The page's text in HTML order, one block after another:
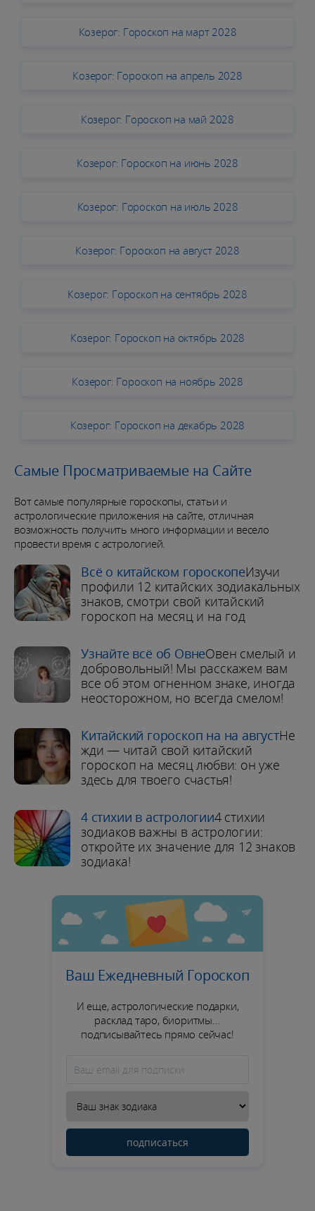
Козерог: Гороскоп на март 2028
Козерог: Гороскоп на апрель 2028
Козерог: Гороскоп на май 2028
Козерог: Гороскоп на июнь 2028
Козерог: Гороскоп на июль 2028
Козерог: Гороскоп на август 2028
Козерог: Гороскоп на сентябрь 2028
Козерог: Гороскоп на октябрь 2028
Козерог: Гороскоп на ноябрь 2028
Козерог: Гороскоп на декабрь 2028
Самые Просматриваемые на Сайте
Вот самые популярные гороскопы, статьи и
астрологические приложения на сайте, отличная
возможность получить много информации и весело
провести время с астрологией.
Всё о китайском гороскопеИзучи
профили 12 китайских зодиакальных
знаков, смотри свой китайский
гороскоп на месяц и на год
Узнайте всё об ОвнеОвен смелый и
добровольный! Мы расскажем вам
все об этом огненном знаке, иногда
неосторожном, но всегда смелом!
Китайский гороскоп на на августНе
жди — читай свой китайский
гороскоп на месяц любви: он уже
здесь для твоего счастья!
4 стихии в астрологии4 стихии
зодиаков важны в астрологии:
откройте их значение для 12 знаков
зодиака!
Ваш Ежедневный Гороскоп
И еще, астрологические подарки,
расклад таро, биоритмы...
подписывайтесь прямо сейчас!
подписаться